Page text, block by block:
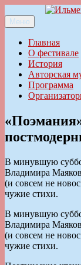
к
содержимому
Ильменский
Меню
Главная
О фестивале
История
Авторская
Программа
В минувшую
Владимира
(и совсем не
чужие стихи.
В минувшую
Владимира
(и совсем не
чужие стихи.